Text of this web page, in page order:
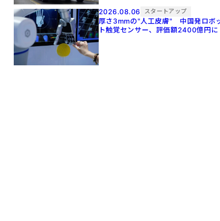
2026.08.06 スタートアップ
厚さ3mmの"人工皮膚" 中国発ロボ
ト触覚センサー、評価額2400億円に